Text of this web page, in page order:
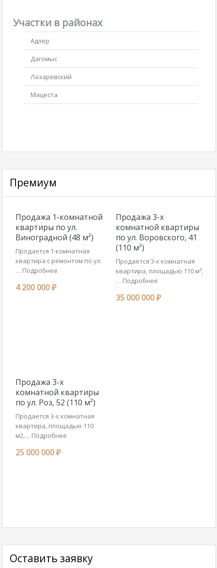
Участки в районах
Адлер
Дагомыс
Лазаревский
Мацеста
Премиум
Продажа 1-комнатной
квартиры по ул.
Виноградной (48 м²)
Продается 1-комнатная
квартира с ремонтом по ул.
… Подробнее
4 200 000 ₽
Продажа 3-х
комнатной квартиры
по ул. Воровского, 41
(110 м²)
Продается 3-х комнатная
квартира, площадью 110 м²,
… Подробнее
35 000 000 ₽
Продажа 3-х
комнатной квартиры
по ул. Роз, 52 (110 м²)
Продается 3-х комнатная
квартира, площадью 110
м2,… Подробнее
25 000 000 ₽
Оставить заявку